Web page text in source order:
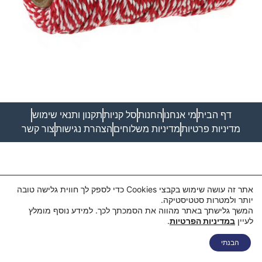
דף הביתמי אנחנו החנותסל קניותתקנון ותנאי שימוש
מדיניות פרטיותמדיניות משלוחים הצהרת נגישותצור קשר
אתר זה עושה שימוש בקבצי Cookies כדי לספק לך חווית גלישה טובה
יותר ולמטרות סטטיסטיקה.
המשך גלישתך באתר מהווה את הסמכתך לכך. למידע נוסף מומלץ
לעיין במדיניות הפרטיות.
הבנתי